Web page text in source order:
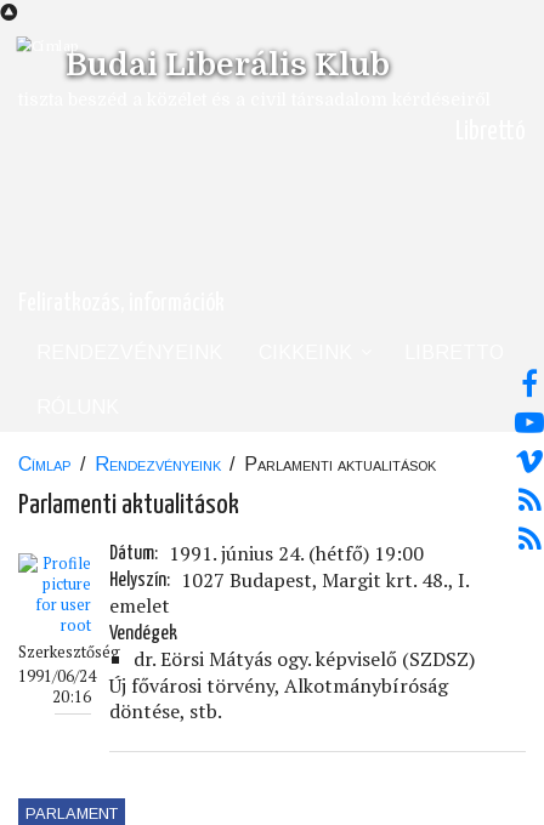
Ugrás
tartalomraBudai Liberális Klub
Címlap / Rendezvényeink / Parlamenti aktualitások
Parlamenti aktualitások
Szerkesztőség
1991/06/24
20:16
Dátum 1991. június 24. (hétfő) 19:00
Helyszín
1027 Budapest, Margit krt. 48., I.
emelet
Vendégek
dr. Eörsi Mátyás ogy. képviselő (SZDSZ)
Új fővárosi törvény, Alkotmánybíróság
döntése, stb.
PARLAMENT